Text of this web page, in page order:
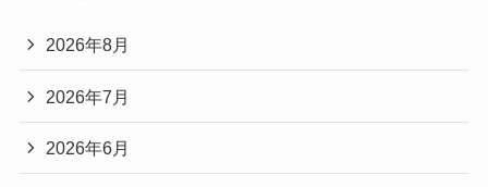
2026年8月
2026年7月
2026年6月